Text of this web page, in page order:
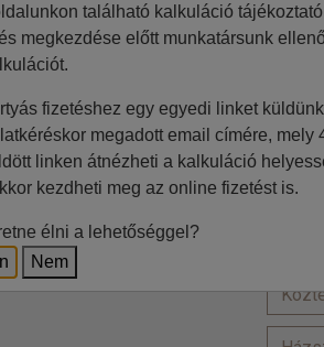
szíveskedjenek!
=
Ft
Lakcím
található kalkuláció
megkezdése előtt munkatársunk
fizetéshez egy egyedi linket
megadott email címére, mely
linken átnézheti a kalkuláció
kezdheti meg az online fizetést is.
élni a lehetőséggel?
Nem